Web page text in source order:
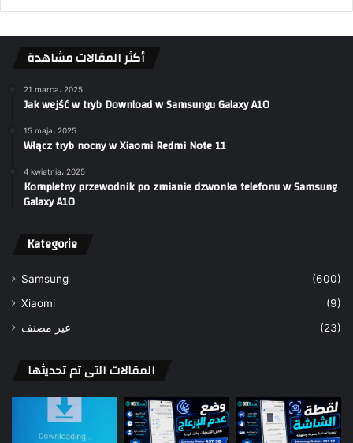
أكثر المقالات مشاهدة
21 marca، 2025
Jak wejść w tryb Download w Samsungu Galaxy A10
15 maja، 2025
Włącz tryb nocny w Xiaomi Redmi Note 11
4 kwietnia، 2025
Kompletny przewodnik po zmianie dzwonka telefonu w Samsung
Galaxy A10
Kategorie
Samsung
(600)
Xiaomi
(9)
غير مصنف
(23)
المقالات التى تم تحديثها